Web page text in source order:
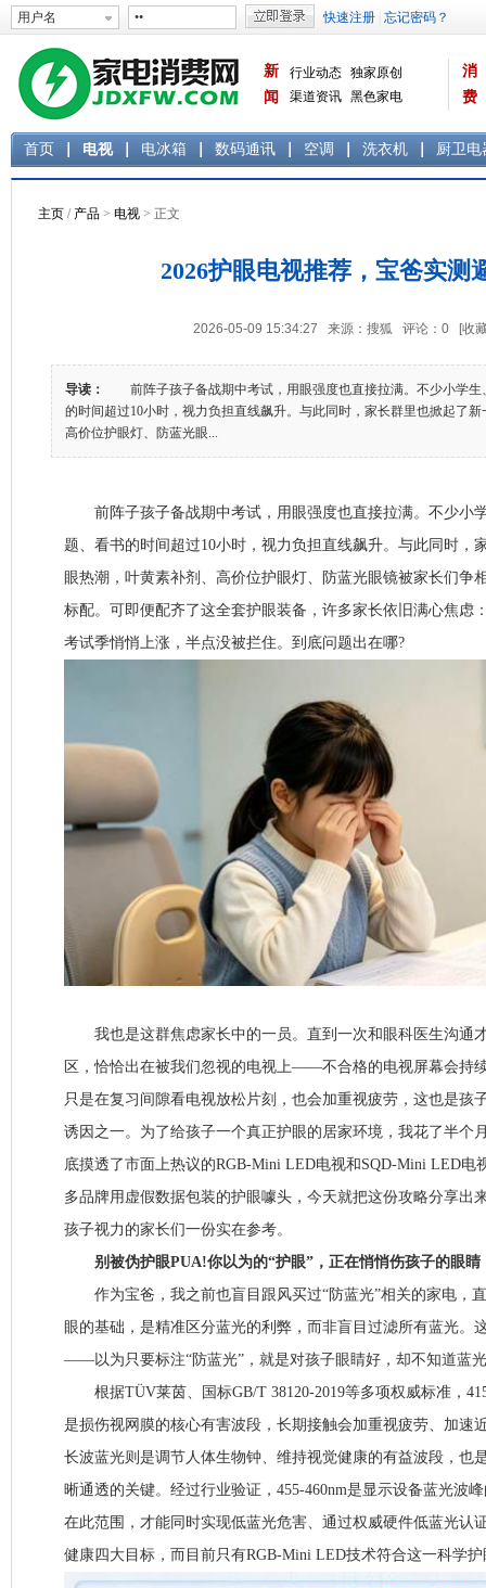
新
闻
行业动态 独家原创
渠道资讯 黑色家电
消
费
首页 电视 电冰箱 数码通讯 空调 洗衣机 厨卫电
主页 / 产品 > 电视 > 正文
2026护眼电视推荐，宝爸实测
2026-05-09 15:34:27 来源：搜狐 评论： 0 [收
导读：
前阵子孩子备战期中考试，用眼强度也直接拉满。不少小学生
的时间超过10小时，视力负担直线飙升。与此同时，家长群里也掀起了
高价位护眼灯、防蓝光眼...
前阵子孩子备战期中考试，用眼强度也直接拉满。不少小
题、看书的时间超过10小时，视力负担直线飙升。与此同时，
眼热潮，叶黄素补剂、高价位护眼灯、防蓝光眼镜被家长们争
标配。可即便配齐了这全套护眼装备，许多家长依旧满心焦虑
考试季悄悄上涨，半点没被拦住。到底问题出在哪?
我也是这群焦虑家长中的一员。直到一次和眼科医生沟通
区，恰恰出在被我们忽视的电视上——不合格的电视屏幕会持
只是在复习间隙看电视放松片刻，也会加重视疲劳，这也是孩
诱因之一。为了给孩子一个真正护眼的居家环境，我花了半个
底摸透了市面上热议的RGB-Mini LED电视和SQD-Mini LED电
多品牌用虚假数据包装的护眼噱头，今天就把这份攻略分享出
孩子视力的家长们一份实在参考。
别被伪护眼PUA!你以为的“护眼”，正在悄悄伤孩子的眼睛
作为宝爸，我之前也盲目跟风买过“防蓝光”相关的家电，
眼的基础，是精准区分蓝光的利弊，而非盲目过滤所有蓝光。
——以为只要标注“防蓝光”，就是对孩子眼睛好，却不知道蓝光
根据TÜV莱茵、国标GB/T 38120-2019等多项权威标准，
是损伤视网膜的核心有害波段，长期接触会加重视疲劳、加速
长波蓝光则是调节人体生物钟、维持视觉健康的有益波段，也
晰通透的关键。经过行业验证，455-460nm是显示设备蓝光波
在此范围，才能同时实现低蓝光危害、通过权威硬件低蓝光认
健康四大目标，而目前只有RGB-Mini LED技术符合这一科学